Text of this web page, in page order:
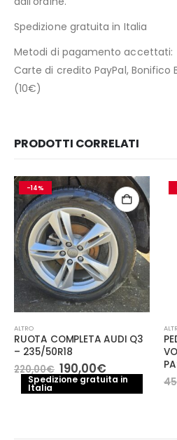
Spedizione gratuita in Italia
Metodi di pagamento accettati:
Carte di credito PayPal, Bonifico
(10€)
PRODOTTI CORRELATI
-14%
ALTRO
RUOTA COMPLETA AUDI Q3
– 235/50R18
220,00€ Il
prezzo
originale
190,00€Il
prezzo
attuale
Spedizione gratuita in
Italia